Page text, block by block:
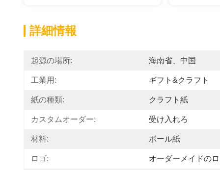
詳細情報
起源の場所: 海南省、中国
工業用: ギフト&クラフト
紙の種類: クラフト紙
カスタムオーダー: 受け入れろ
材料: ボール紙
ロゴ: オーダーメイドの